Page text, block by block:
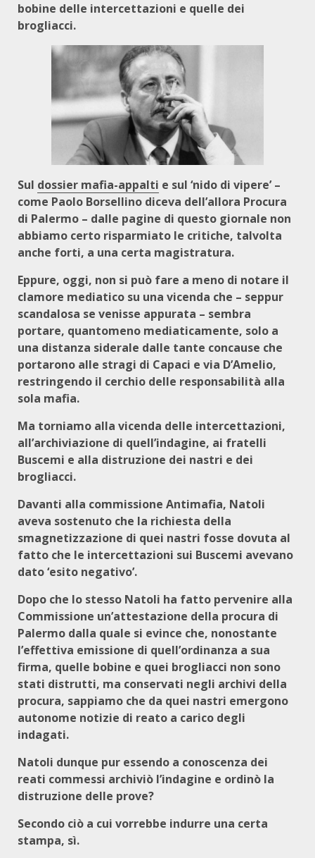
bobine delle intercettazioni e quelle dei
brogliacci.
Sul dossier mafia-appalti e sul ‘nido di vipere’ –
come Paolo Borsellino diceva dell’allora Procura
di Palermo – dalle pagine di questo giornale non
abbiamo certo risparmiato le critiche, talvolta
anche forti, a una certa magistratura.
Eppure, oggi, non si può fare a meno di notare il
clamore mediatico su una vicenda che – seppur
scandalosa se venisse appurata – sembra
portare, quantomeno mediaticamente, solo a
una distanza siderale dalle tante concause che
portarono alle stragi di Capaci e via D’Amelio,
restringendo il cerchio delle responsabilità alla
sola mafia.
Ma torniamo alla vicenda delle intercettazioni,
all’archiviazione di quell’indagine, ai fratelli
Buscemi e alla distruzione dei nastri e dei
brogliacci.
Davanti alla commissione Antimafia, Natoli
aveva sostenuto che la richiesta della
smagnetizzazione di quei nastri fosse dovuta al
fatto che le intercettazioni sui Buscemi avevano
dato ‘esito negativo’.
Dopo che lo stesso Natoli ha fatto pervenire alla
Commissione un’attestazione della procura di
Palermo dalla quale si evince che, nonostante
l’effettiva emissione di quell’ordinanza a sua
firma, quelle bobine e quei brogliacci non sono
stati distrutti, ma conservati negli archivi della
procura, sappiamo che da quei nastri emergono
autonome notizie di reato a carico degli
indagati.
Natoli dunque pur essendo a conoscenza dei
reati commessi archiviò l’indagine e ordinò la
distruzione delle prove?
Secondo ciò a cui vorrebbe indurre una certa
stampa, sì.